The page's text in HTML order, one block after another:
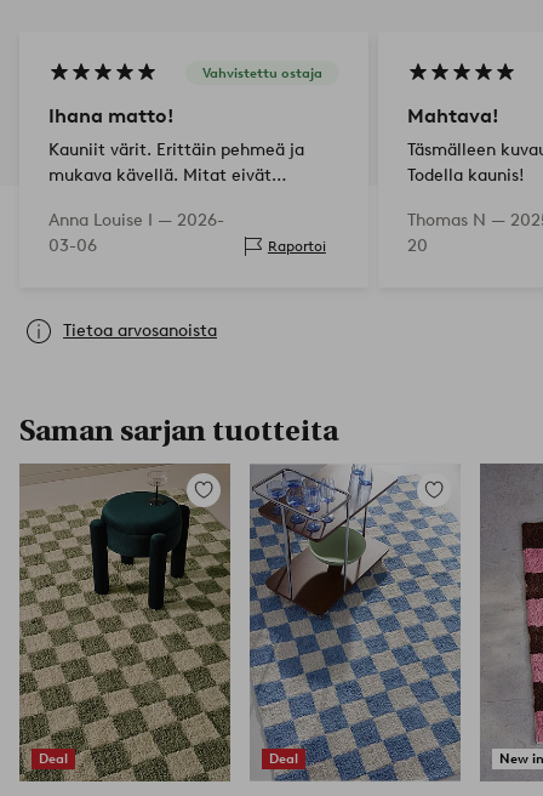
Vahvistettu ostaja
Ihana matto!
Kauniit värit. Erittäin pehmeä ja
mukava kävellä. Mitat eivät
mutta matto on niin pehmeä, että
reunat voi taittaa sisään. Erittäin
Anna Louise I — 2026-
03-06
Raportoi
Mahtava!
Täsmälleen
Todella kaunis!
Thomas N —
20
Tietoa arvosanoista
Saman sarjan tuotteita
Deal
Lisää
suosikkeihin
Deal
Lisää
suosikkeihin
New